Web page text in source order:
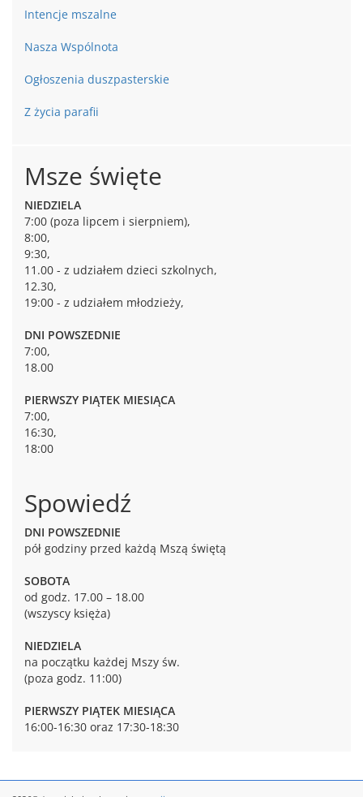
Intencje mszalne
Nasza Wspólnota
Ogłoszenia duszpasterskie
Z życia parafii
Msze święte
NIEDZIELA
7:00 (poza lipcem i sierpniem),
8:00,
9:30,
11.00 - z udziałem dzieci szkolnych,
12.30,
19:00 - z udziałem młodzieży,
DNI POWSZEDNIE
7:00,
18.00
PIERWSZY PIĄTEK MIESIĄCA
7:00,
16:30,
18:00
Spowiedź
DNI POWSZEDNIE
pół godziny przed każdą Mszą świętą
SOBOTA
od godz. 17.00 – 18.00
(wszyscy księża)
NIEDZIELA
na początku każdej Mszy św.
(poza godz. 11:00)
PIERWSZY PIĄTEK MIESIĄCA
16:00-16:30 oraz 17:30-18:30